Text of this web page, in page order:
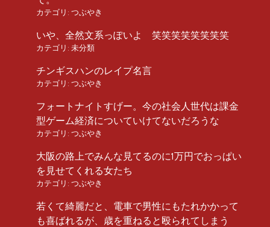
カテゴリ: つぶやき
いや、全然文系っぽいよ 笑笑笑笑笑笑笑笑
カテゴリ: 未分類
チンギスハンのレイプ名言
カテゴリ: つぶやき
フォートナイトすげー。今の社会人世代は課金
型ゲーム経済についていけてないだろうな
カテゴリ: つぶやき
大阪の路上でみんな見てるのに1万円でおっぱい
を見せてくれる女たち
カテゴリ: つぶやき
若くて綺麗だと、電車で男性にもたれかかって
も喜ばれるが、歳を重ねると殴られてしまう